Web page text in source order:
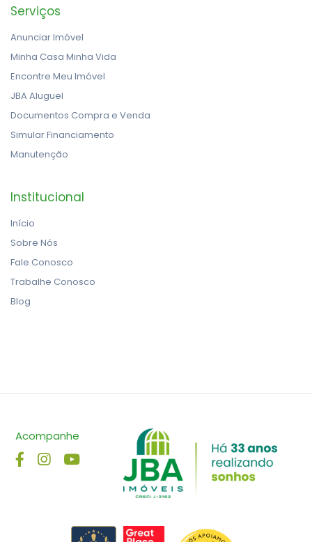
Serviços
Anunciar Imóvel
Minha Casa Minha Vida
Encontre Meu Imóvel
JBA Aluguel
Documentos Compra e Venda
Simular Financiamento
Manutenção
Institucional
Início
Sobre Nós
Fale Conosco
Trabalhe Conosco
Blog
Acompanhe